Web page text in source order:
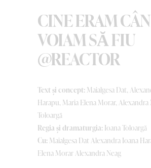
CINE ERAM
VOIAM SĂ FIU
@REACTOR
Text și concept: Maialgesa Dat,
Harapu, Maria Elena Morar, Alexandra
Toloargă
Regia și dramaturgia: Ioana Toloargă
Cu: Maialgesa Dat Alexandra Ioana
Elena Morar Alexandra Neag